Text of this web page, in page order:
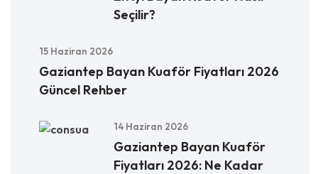
Seçilir?
15 Haziran 2026
Gaziantep Bayan Kuaför Fiyatları 2026
Güncel Rehber
14 Haziran 2026
Gaziantep Bayan Kuaför
Fiyatları 2026: Ne Kadar